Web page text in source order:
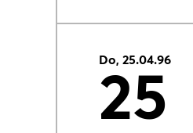
Do, 25.04.96
25